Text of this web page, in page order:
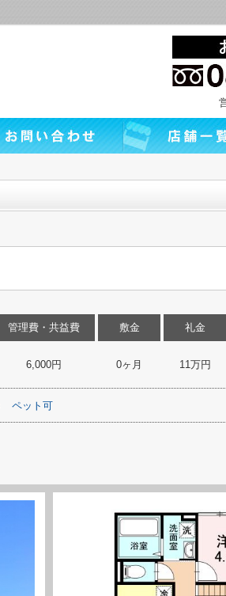
管理費・共益費
6,000円
敷金
0ヶ月
礼金
11万円
ペット可